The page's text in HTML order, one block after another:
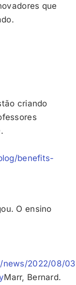
que
criando
.
benefits-
O ensino
news/2022/08/
Marr, Bernard.